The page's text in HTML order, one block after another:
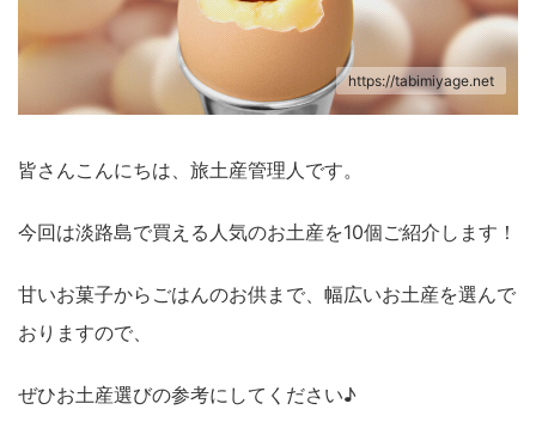
https://tabimiyage.net
皆さんこんにちは、旅土産管理人です。
今回は淡路島で買える人気のお土産を10個ご紹介します！
甘いお菓子からごはんのお供まで、幅広いお土産を選んで
おりますので、
ぜひお土産選びの参考にしてください♪